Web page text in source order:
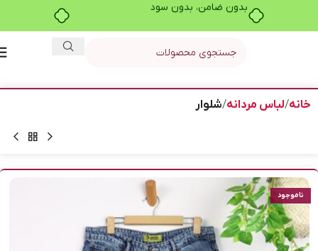
بدون ضامن، بدون سود
خانه لباس مردانه شلوار
ناموجود